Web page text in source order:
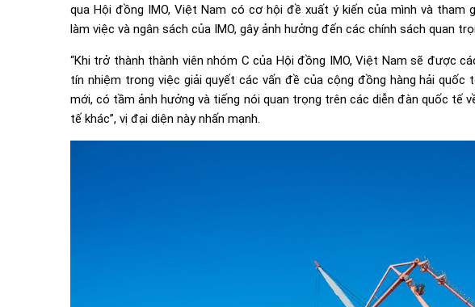
qua Hội đồng IMO, Việt Nam có cơ hội đề xuất ý kiến của mình và tham
làm việc và ngân sách của IMO, gây ảnh hưởng đến các chính sách quan
“Khi trở thành thành viên nhóm C của Hội đồng IMO, Việt Nam sẽ được
tín nhiệm trong việc giải quyết các vấn đề của cộng đồng hàng hải
mới, có tầm ảnh hưởng và tiếng nói quan trọng trên các diễn đàn quốc tế
tế khác”, vị đại diện này nhấn mạnh.